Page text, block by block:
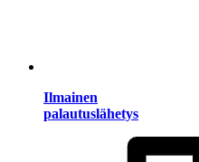
Ilmainen
palautuslähetys